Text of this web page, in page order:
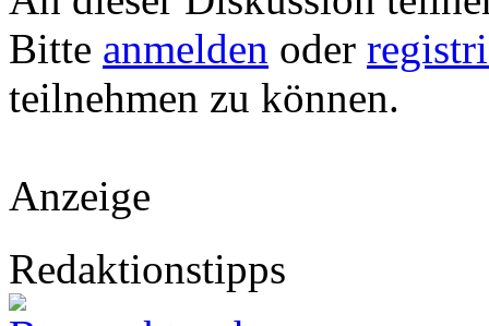
Bitte anmelden oder
teilnehmen zu können.
Anzeige
Redaktionstipps